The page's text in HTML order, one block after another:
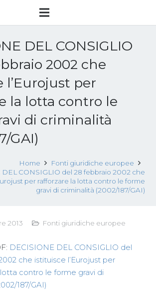
DEL CONSIGLIO
2002 che
l’Eurojust per
la lotta contro le
di criminalità
GAI)
Home
Fonti giuridiche europee
DEL CONSIGLIO del 28 febbraio 2002 che
per rafforzare la lotta contro le forme
gravi di criminalità (2002/187/GAI)
2013 Fonti giuridiche europee
DECISIONE DEL CONSIGLIO del
che istituisce l’Eurojust per
contro le forme gravi di
187/GAI)